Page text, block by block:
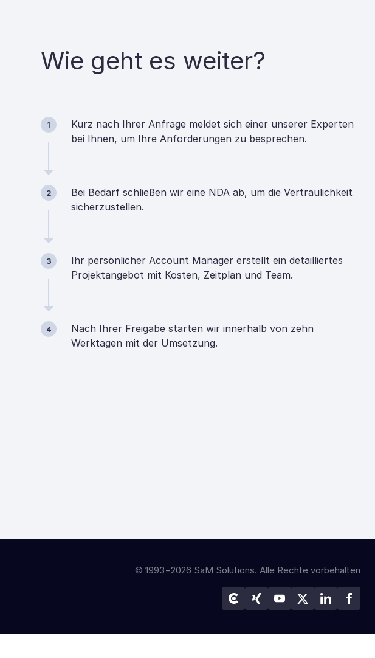
Wie geht es weiter?
1
Kurz nach Ihrer Anfrage meldet sich einer unserer Experten
bei Ihnen, um Ihre Anforderungen zu besprechen.
2
Bei Bedarf schließen wir eine NDA ab, um die Vertraulichkeit
sicherzustellen.
3
Ihr persönlicher Account Manager erstellt ein detailliertes
Projektangebot mit Kosten, Zeitplan und Team.
4
Nach Ihrer Freigabe starten wir innerhalb von zehn
Werktagen mit der Umsetzung.
© 1993−2026 SaM Solutions. Alle Rechte vorbehalten